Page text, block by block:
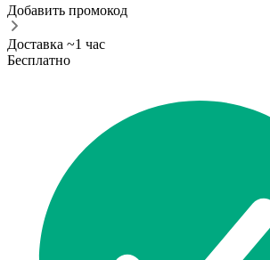
Добавить промокод
Доставка ~1 час
Бесплатно